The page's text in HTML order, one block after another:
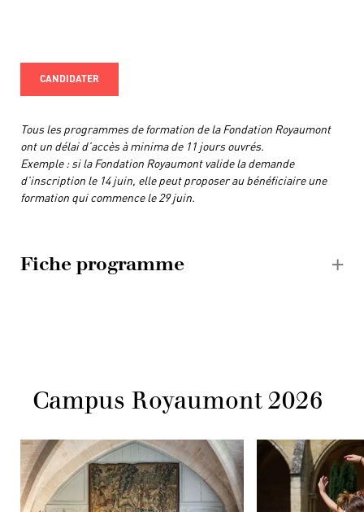
CANDIDATER
Tous les programmes de formation de la Fondation Royaumont
ont un délai d’accès à minima de 11 jours ouvrés.
Exemple : si la Fondation Royaumont valide la demande
d’inscription le 14 juin, elle peut proposer au bénéficiaire une
formation qui commence le 29 juin.
Fiche programme
Campus Royaumont 2026